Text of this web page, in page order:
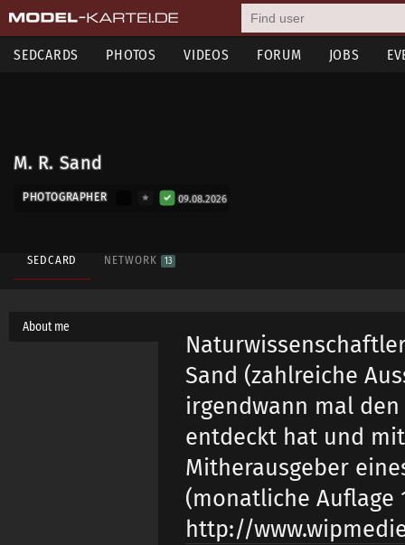
SEDCARDS PHOTOS VIDEOS FORUM JOBS
M. R. Sand
PHOTOGRAPHER 09.08.2026
SEDCARD NETWORK 13
About me
Sand (zahlreiche
irgendwann mal
entdeckt hat und
Mitherausgeber
(monatliche
http://